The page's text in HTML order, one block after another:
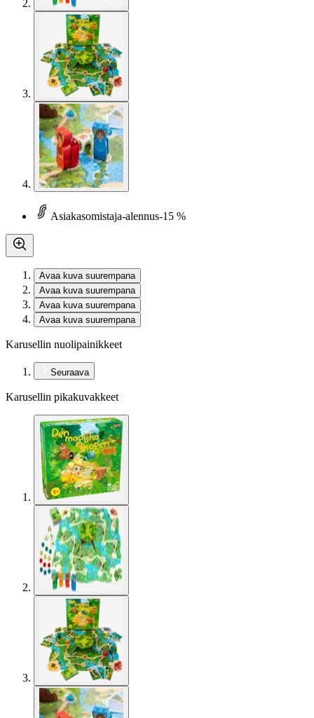
Asiakasomistaja-alennus-15 %
Avaa kuva suurempana
Avaa kuva suurempana
Avaa kuva suurempana
Avaa kuva suurempana
Karusellin nuolipainikkeet
Seuraava
Karusellin pikakuvakkeet